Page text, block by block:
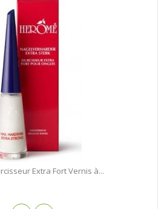
Extra Fort Vernis à...